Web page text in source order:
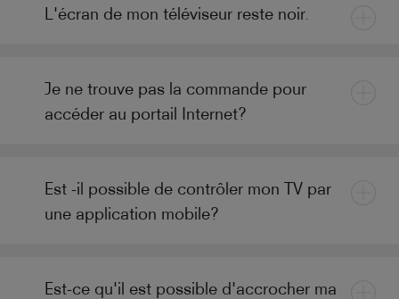
L'écran de mon téléviseur reste noir.
Je ne trouve pas la commande pour
accéder au portail Internet?
Est -il possible de contrôler mon TV par
une application mobile?
Est-ce qu'il est possible d'accrocher ma